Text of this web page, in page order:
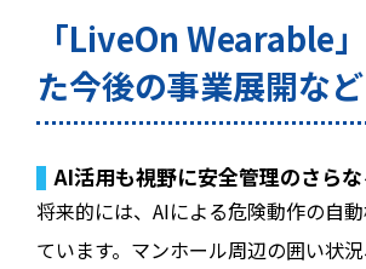
「LiveOn Wearable
た今後の事業展開など
AI活用も視野に――安全管理のさら
将来的には、AIによる危険動作の自
ています。マンホール周辺の囲い状